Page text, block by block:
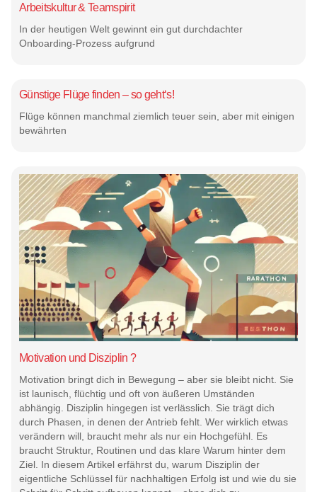
Arbeitskultur & Teamspirit
In der heutigen Welt gewinnt ein gut durchdachter
Onboarding-Prozess aufgrund
Günstige Flüge finden – so geht‘s!
Flüge können manchmal ziemlich teuer sein, aber mit einigen
bewährten
Motivation und Disziplin ?
Motivation bringt dich in Bewegung – aber sie bleibt nicht. Sie
ist launisch, flüchtig und oft von äußeren Umständen
abhängig. Disziplin hingegen ist verlässlich. Sie trägt dich
durch Phasen, in denen der Antrieb fehlt. Wer wirklich etwas
verändern will, braucht mehr als nur ein Hochgefühl. Es
braucht Struktur, Routinen und das klare Warum hinter dem
Ziel. In diesem Artikel erfährst du, warum Disziplin der
eigentliche Schlüssel für nachhaltigen Erfolg ist und wie du sie